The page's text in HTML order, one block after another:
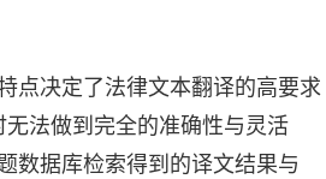
点决定了法律文本翻译的高要求
法做到完全的准确性与灵活
数据库检索得到的译文结果与